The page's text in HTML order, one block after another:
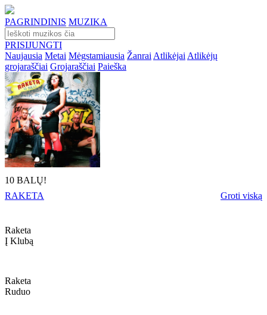
PAGRINDINIS MUZIKA
PRISIJUNGTI
Naujausia Metai Mėgstamiausia Žanrai Atlikėjai Atlikėjų
grojaraščiai Grojaraščiai Paieška
10 BALŲ!
RAKETA
Groti viską
Raketa
Į Klubą
Raketa
Ruduo